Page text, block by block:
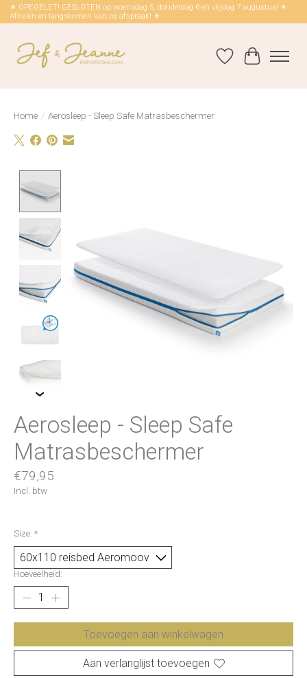
☀ OPEGELET! GESLOTEN op woensdag 5, donderdag 6 en vrijdag 7 augustus! ☀
Afhalen en langskomen kan op afspraak! ☀
Verlanglijst
Home / Aerosleep - Sleep Safe Matrasbeschermer
Aerosleep - Sleep Safe
Matrasbeschermer
€79,95
Incl. btw
Size: *
Hoeveelheid:
Toevoegen aan winkelwagen
Aan verlanglijst toevoegen